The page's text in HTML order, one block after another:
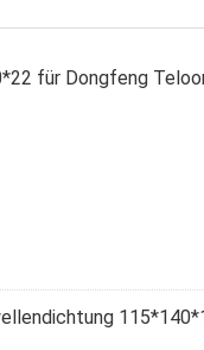
für Dongfeng